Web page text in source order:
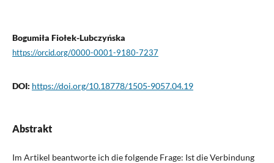
Bogumiła Fiołek-Lubczyńska
https://orcid.org/0000-0001-9180-7237
DOI: https://doi.org/10.18778/1505-9057.04.19
Abstrakt
Im Artikel beantworte ich die folgende Frage: Ist die Verbindung